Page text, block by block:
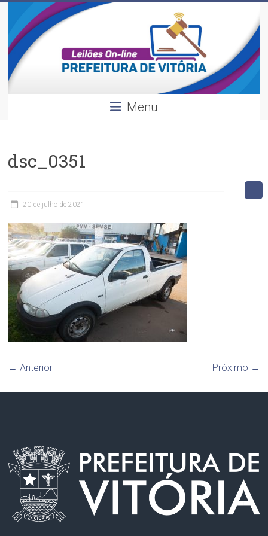
content
Leilões
Divulgação
dos
leilões
realizados
pela
Menu
dsc_0351
20 de julho de 2021
← Anterior Próximo →